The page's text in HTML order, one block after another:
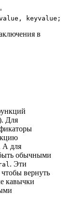
keyvalue;
в
Для
А для
обычными
. Эти
вернуть
кавычки